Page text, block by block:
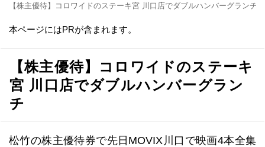
動
【株主優待】コロワイドのステーキ宮 川口店でダブルハンバーグランチ
本ページにはPRが含まれます。
【株主優待】コロワイドのステーキ
宮 川口店でダブルハンバーグラン
チ
松竹の株主優待券で先日MOVIX川口で映画4本全集